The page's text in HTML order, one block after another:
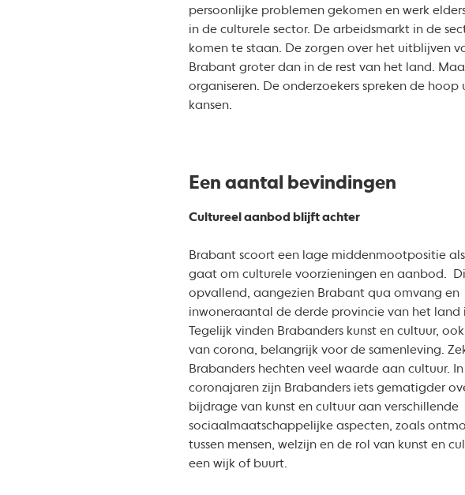
persoonlijke problemen gekomen en werk
in de culturele sector. De arbeidsmarkt in de
komen te staan. De zorgen over het uitblijven
Brabant groter dan in de rest van het land.
organiseren. De onderzoekers spreken de
kansen.
Een aantal bevindingen
Cultureel aanbod blijft achter
Brabant scoort een lage middenmootpositie
gaat om culturele voorzieningen en aanbod.
opvallend, aangezien Brabant qua omvang en
inwoneraantal de derde provincie van het land
Tegelijk vinden Brabanders kunst en cultuur,
van corona, belangrijk voor de samenleving.
Brabanders hechten veel waarde aan cultuur.
coronajaren zijn Brabanders iets gematigder
bijdrage van kunst en cultuur aan verschillende
sociaalmaatschappelijke aspecten, zoals
tussen mensen, welzijn en de rol van kunst en
een wijk of buurt.